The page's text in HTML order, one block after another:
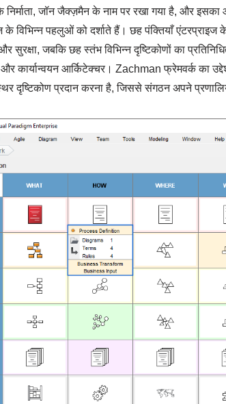
जॉन जैक्ज़मैन के नाम पर रखा गया है, और
के विभिन्न पहलुओं को दर्शाते हैं। छह पंक्तियाँ एंटरप्राइज
सुरक्षा, जबकि छह स्तंभ विभिन्न दृष्टिकोणों का
कार्यान्वयन आर्किटेक्चर। Zachman फ्रेमवर्क का
दृष्टिकोण प्रदान करना है, जिससे संगठन अपने